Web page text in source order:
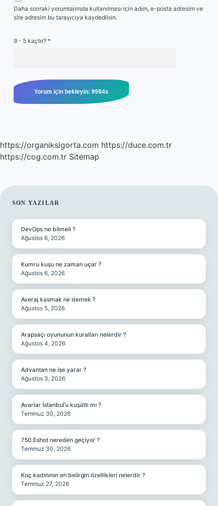
Daha sonraki yorumlarımda kullanılması için adım, e-posta adresim ve
site adresim bu tarayıcıya kaydedilsin.
9 - 5 kaçtır? *
https://organiksigorta.com https://duce.com.tr
https://cog.com.tr Sitemap
SIDEBAR
SON YAZILAR
DevOps ne bilmeli ?
Ağustos 6, 2026
Kumru kuşu ne zaman uçar ?
Ağustos 6, 2026
Averaj kasmak ne demek ?
Ağustos 5, 2026
Arapsaçı oyununun kuralları nelerdir ?
Ağustos 4, 2026
Advantan ne işe yarar ?
Ağustos 3, 2026
Avarlar İstanbul’u kuşattı mı ?
Temmuz 30, 2026
750 Eshot nereden geçiyor ?
Temmuz 30, 2026
Koç kadınının en belirgin özellikleri nelerdir ?
Temmuz 27, 2026